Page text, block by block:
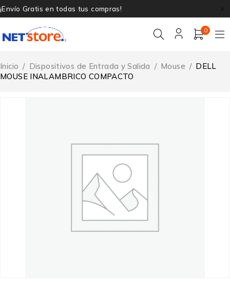
¡Envío Gratis en todas tus compras!
0
Inicio / Dispositivos de Entrada y Salida / Mouse / DELL
MOUSE INALAMBRICO COMPACTO